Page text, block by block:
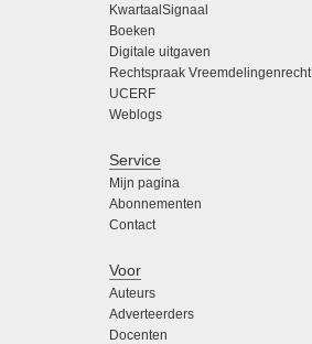
KwartaalSignaal
Boeken
Digitale uitgaven
Rechtspraak Vreemdelingenrecht
UCERF
Weblogs
Service
Mijn pagina
Abonnementen
Contact
Voor
Auteurs
Adverteerders
Docenten